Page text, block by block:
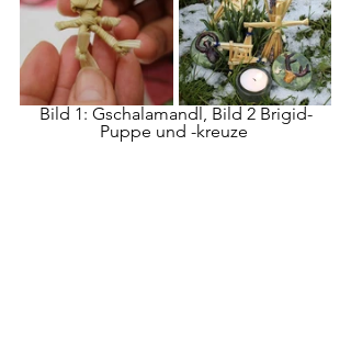
Bild 1: Gschalamandl, Bild 2 Brigid-
Puppe und -kreuze